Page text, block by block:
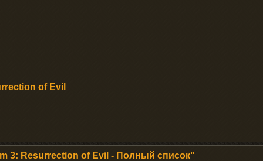
of Evil
3: Resurrection of Evil - Полный список"